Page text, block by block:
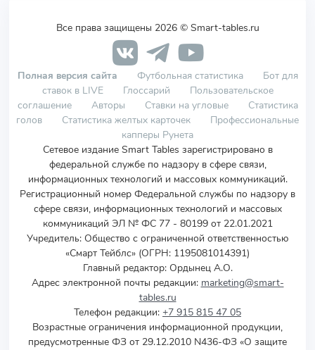
Все права защищены 2026 © Smart-tables.ru
Полная версия сайта Футбольная статистика
Бот для
ставок в LIVE
Глоссарий
Пользовательское
соглашение
Авторы Ставки на угловые
Статистика
голов
Статистика желтых карточек
Профессиональные
капперы Рунета
Сетевое издание Smart Tables зарегистрировано в
федеральной службе по надзору в сфере связи,
информационных технологий и массовых коммуникаций.
Регистрационный номер Федеральной службы по надзору в
сфере связи, информационных технологий и массовых
коммуникаций ЭЛ № ФС 77 - 80199 от 22.01.2021
Учредитель: Общество с ограниченной ответственностью
«Смарт Тейблс» (ОГРН: 1195081014391)
Главный редактор: Ордынец А.О.
Адрес электронной почты редакции: marketing@smart-
tables.ru
Телефон редакции: +7 915 815 47 05
Возрастные ограничения информационной продукции,
предусмотренные ФЗ от 29.12.2010 N436-ФЗ «О защите